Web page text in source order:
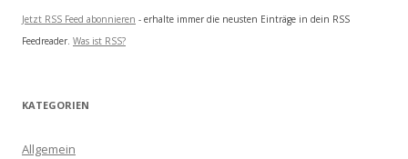
Jetzt RSS Feed abonnieren - erhalte immer die neusten Einträge in dein RSS
Feedreader. Was ist RSS?
KATEGORIEN
Allgemein